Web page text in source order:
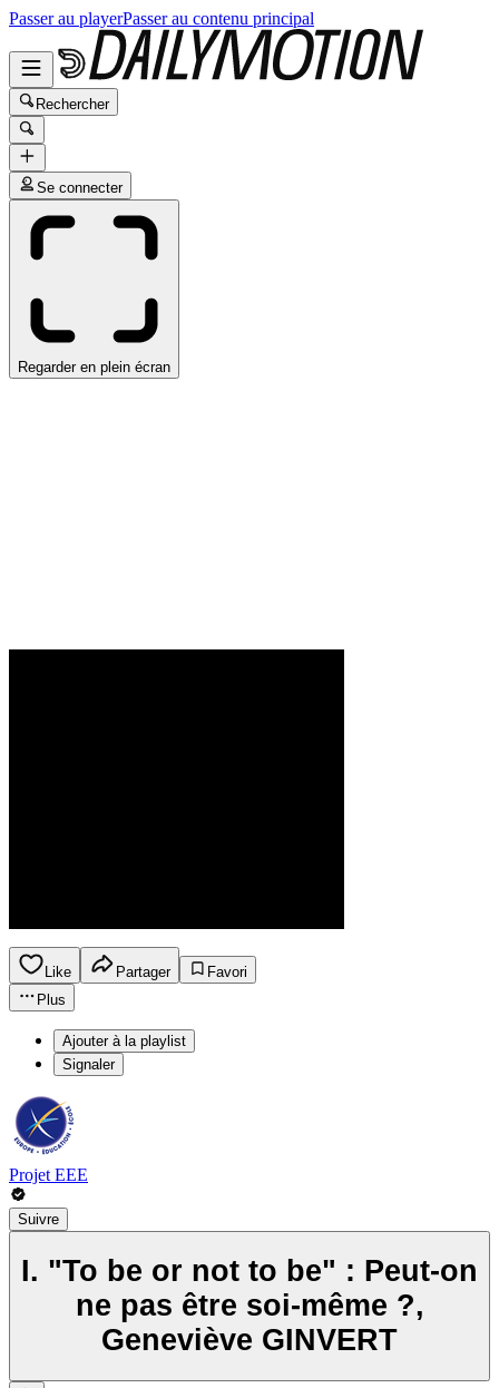
Passer au playerPasser au contenu principal
Rechercher
Se connecter
Regarder en plein écran
Like Partager
Favori
Plus
Ajouter à la playlist
Signaler
Projet EEE
Suivre
I. "To be or not to be" : Peut-on
ne pas être soi-même ?,
Geneviève GINVERT